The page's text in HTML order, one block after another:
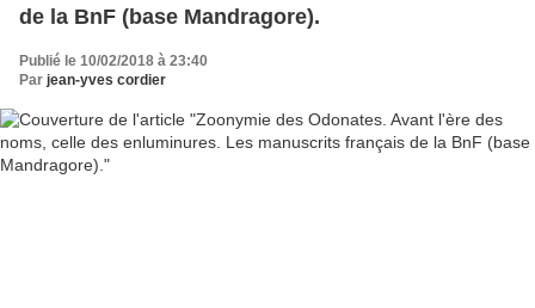
de la BnF (base Mandragore).
Publié le 10/02/2018 à 23:40
Par jean-yves cordier